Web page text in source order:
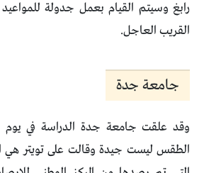
رابغ وسيتم القيام بعمل جدولة للمواعيد
القريب العاجل.
جامعة جدة
وقد علقت جامعة جدة الدراسة في يوم
الطقس ليست جيدة وقالت على تويتر هي